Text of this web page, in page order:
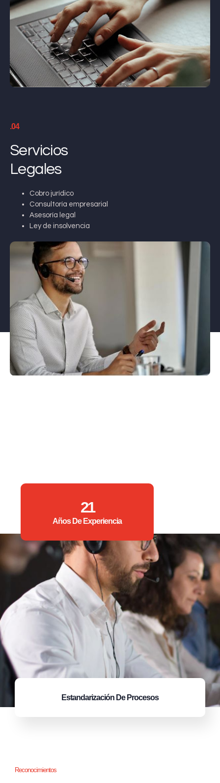
.04
Servicios
Legales
Cobro jurídico
Consultoría empresarial
Asesoría legal
Ley de insolvencia
21
Años De Experiencia
Estandarización De Procesos
Reconocimientos